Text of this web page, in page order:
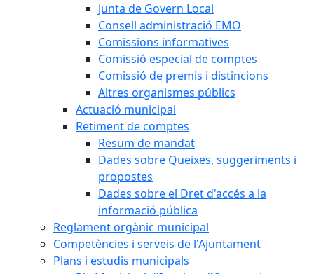
Junta de Govern Local
Consell administració EMO
Comissions informatives
Comissió especial de comptes
Comissió de premis i distincions
Altres organismes públics
Actuació municipal
Retiment de comptes
Resum de mandat
Dades sobre Queixes, suggeriments i
propostes
Dades sobre el Dret d'accés a la
informació pública
Reglament orgànic municipal
Competències i serveis de l'Ajuntament
Plans i estudis municipals